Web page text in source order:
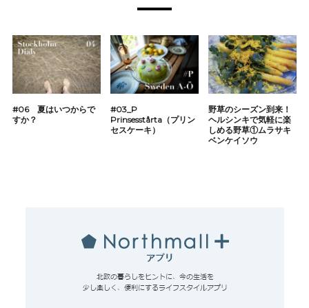
#06 夏はいつからで
すか？
#03_P
Prinsesstårta（プリン
セスケーキ）
野草のシーズン到来！
ヘルシンキで気軽に楽
しめる野草①ムラサキ
ベンケイソウ